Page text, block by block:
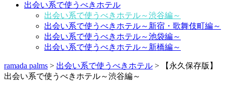
出会い系で使うべきホテル
出会い系で使うべきホテル～渋谷編～
出会い系で使うべきホテル～新宿・歌舞伎町編～
出会い系で使うべきホテル～池袋編～
出会い系で使うべきホテル～新橋編～
ramada palms > 出会い系で使うべきホテル >
【永久保存版】
出会い系で使うべきホテル～渋谷編～